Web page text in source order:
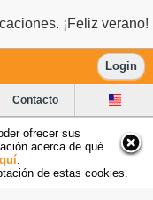
¡Feliz verano!
Login
Contacto
ofrecer sus
acerca de qué
de estas cookies.